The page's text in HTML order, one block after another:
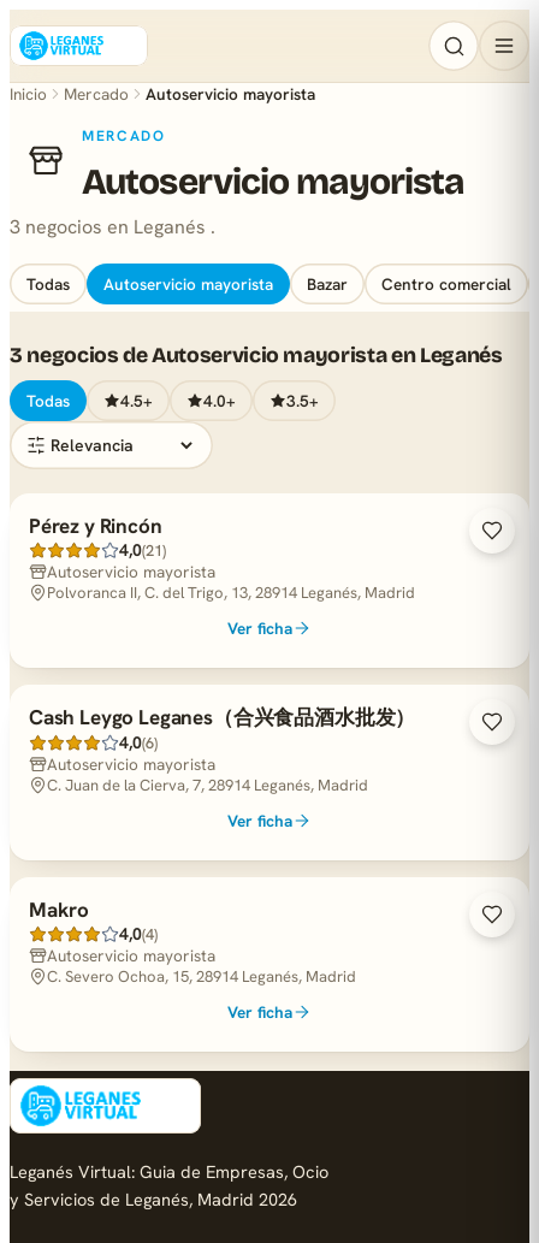
Inicio Mercado Autoservicio mayorista
MERCADO
Autoservicio mayorista
3 negocios en Leganés .
Todas Autoservicio mayorista Bazar Centro comercial
3 negocios de Autoservicio mayorista en Leganés
Todas 4.5+ 4.0+ 3.5+
Pérez y Rincón
4,0(21)
Autoservicio mayorista
Polvoranca II, C. del Trigo, 13, 28914 Leganés, Madrid
Ver ficha
Cash Leygo Leganes（合兴食品酒水批发）
4,0(6)
Autoservicio mayorista
C. Juan de la Cierva, 7, 28914 Leganés, Madrid
Ver ficha
Makro
4,0(4)
Autoservicio mayorista
C. Severo Ochoa, 15, 28914 Leganés, Madrid
Ver ficha
Leganés Virtual: Guia de Empresas, Ocio
y Servicios de Leganés, Madrid 2026